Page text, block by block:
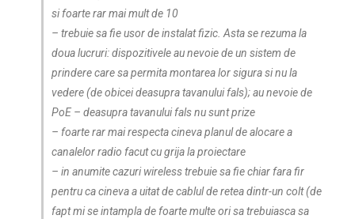
si foarte rar mai mult de 10
– trebuie sa fie usor de instalat fizic. Asta se rezuma la
doua lucruri: dispozitivele au nevoie de un sistem de
prindere care sa permita montarea lor sigura si nu la
vedere (de obicei deasupra tavanului fals); au nevoie de
PoE – deasupra tavanului fals nu sunt prize
– foarte rar mai respecta cineva planul de alocare a
canalelor radio facut cu grija la proiectare
– in anumite cazuri wireless trebuie sa fie chiar fara fir
pentru ca cineva a uitat de cablul de retea dintr-un colt (de
fapt mi se intampla de foarte multe ori sa trebuiasca sa